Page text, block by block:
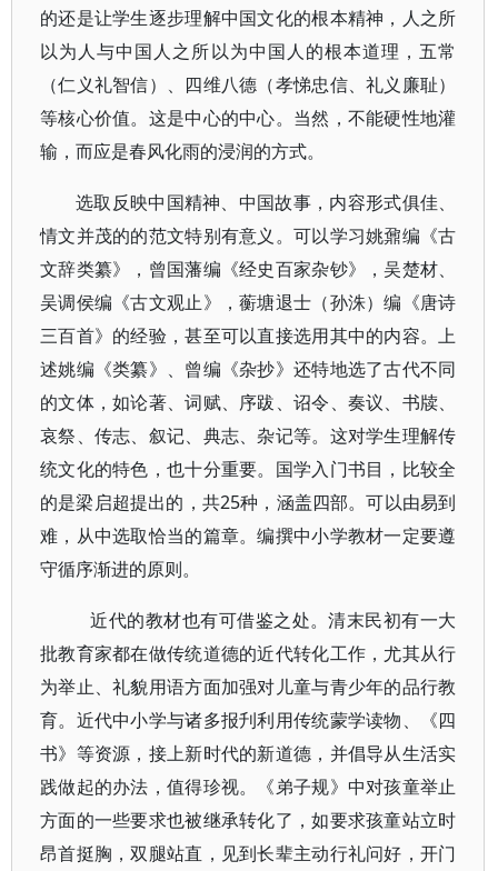
的还是让学生逐步理解中国文化的根本精神，人之所
以为人与中国人之所以为中国人的根本道理，五常
（仁义礼智信）、四维八德（孝悌忠信、礼义廉耻）
等核心价值。这是中心的中心。当然，不能硬性地灌
输，而应是春风化雨的浸润的方式。
选取反映中国精神、中国故事，内容形式俱佳、
情文并茂的的范文特别有意义。可以学习姚鼐编《古
文辞类纂》，曾国藩编《经史百家杂钞》，吴楚材、
吴调侯编《古文观止》，蘅塘退士（孙洙）编《唐诗
三百首》的经验，甚至可以直接选用其中的内容。上
述姚编《类纂》、曾编《杂抄》还特地选了古代不同
的文体，如论著、词赋、序跋、诏令、奏议、书牍、
哀祭、传志、叙记、典志、杂记等。这对学生理解传
统文化的特色，也十分重要。国学入门书目，比较全
的是梁启超提出的，共25种，涵盖四部。可以由易到
难，从中选取恰当的篇章。编撰中小学教材一定要遵
守循序渐进的原则。
近代的教材也有可借鉴之处。清末民初有一大
批教育家都在做传统道德的近代转化工作，尤其从行
为举止、礼貌用语方面加强对儿童与青少年的品行教
育。近代中小学与诸多报刋利用传统蒙学读物、《四
书》等资源，接上新时代的新道德，并倡导从生活实
践做起的办法，值得珍视。《弟子规》中对孩童举止
方面的一些要求也被继承转化了，如要求孩童站立时
昂首挺胸，双腿站直，见到长辈主动行礼问好，开门